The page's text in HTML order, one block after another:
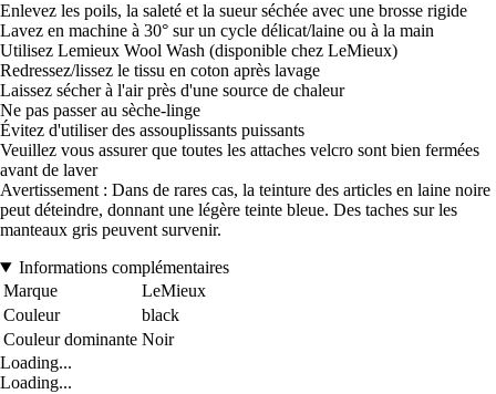
Enlevez les poils, la saleté et la sueur séchée avec une brosse rigide
Lavez en machine à 30° sur un cycle délicat/laine ou à la main
Utilisez Lemieux Wool Wash (disponible chez LeMieux)
Redressez/lissez le tissu en coton après lavage
Laissez sécher à l'air près d'une source de chaleur
Ne pas passer au sèche-linge
Évitez d'utiliser des assouplissants puissants
Veuillez vous assurer que toutes les attaches velcro sont bien fermées
avant de laver
Avertissement : Dans de rares cas, la teinture des articles en laine noire
peut déteindre, donnant une légère teinte bleue. Des taches sur les
manteaux gris peuvent survenir.
Informations complémentaires
Marque
LeMieux
Couleur
black
Couleur dominante Noir
Loading...
Loading...